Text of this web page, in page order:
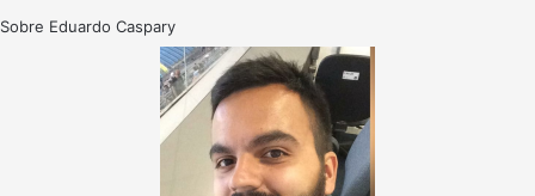
Sobre Eduardo Caspary